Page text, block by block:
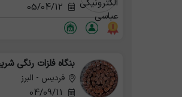
بنگاه فلزات رنگی
فردیس - البرز